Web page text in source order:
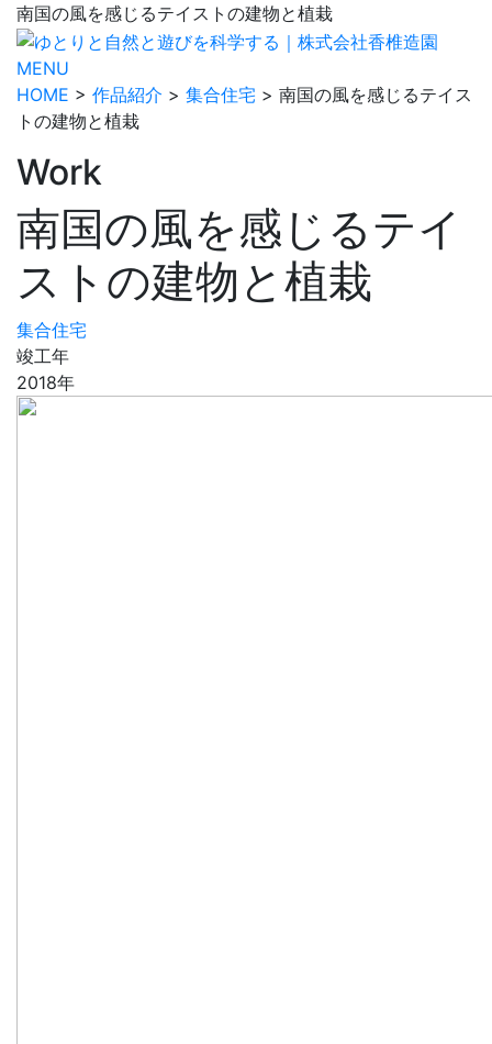
南国の風を感じるテイストの建物と植栽
MENU
HOME > 作品紹介 > 集合住宅 > 南国の風を感じるテイス
トの建物と植栽
Work
南国の風を感じるテイ
ストの建物と植栽
集合住宅
竣工年
2018年